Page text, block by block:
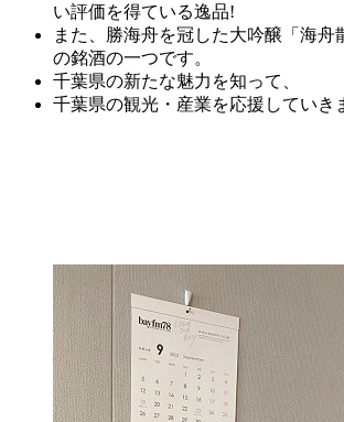
い評価を得ている逸品!
また、勝海舟を冠した大吟醸「海舟
の銘酒の一つです。
千葉県の新たな魅力を知って、
千葉県の観光・産業を応援していき